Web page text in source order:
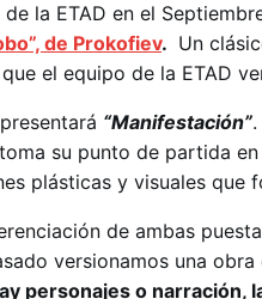
la ETAD en el
de Prokofiev. Un
el equipo de la ETAD
“Manifestación”
su punto de partida
plásticas y visuales que
de ambas
versionamos una
personajes o narración,